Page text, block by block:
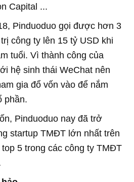
Capital ...
Pinduoduo gọi được hơn 3
công ty lên 15 tỷ USD khi
tuổi. Vì thành công của
hệ sinh thái WeChat nên
gia đổ vốn vào để nắm
phần.
Pinduoduo nay đã trở
startup TMĐT lớn nhất trên
5 trong các công ty TMĐT